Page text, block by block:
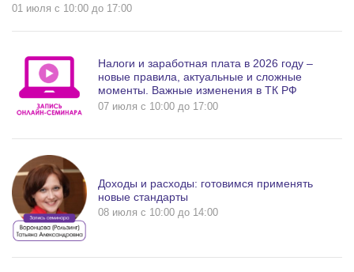
01 июля c 10:00 до 17:00
Налоги и заработная плата в 2026 году –
новые правила, актуальные и сложные
моменты. Важные изменения в ТК РФ
07 июля c 10:00 до 17:00
Доходы и расходы: готовимся применять
новые стандарты
08 июля c 10:00 до 14:00